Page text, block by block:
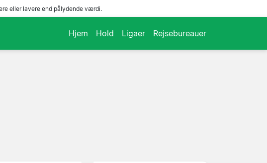
eller lavere end pålydende værdi.
Hjem Hold Ligaer Rejsebureauer